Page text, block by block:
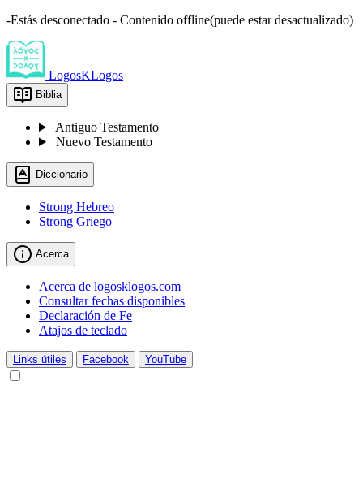
-Estás desconectado - Contenido offline(puede estar desactualizado)
LogosKLogos
Biblia
Antiguo Testamento
Nuevo Testamento
Diccionario
Strong Hebreo
Strong Griego
Acerca
Acerca de logosklogos.com
Consultar fechas disponibles
Declaración de Fe
Atajos de teclado
Links útiles Facebook YouTube